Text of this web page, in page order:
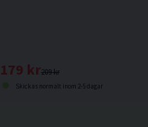
209 kr
179 kr
Skickas normalt inom 2-5 dagar